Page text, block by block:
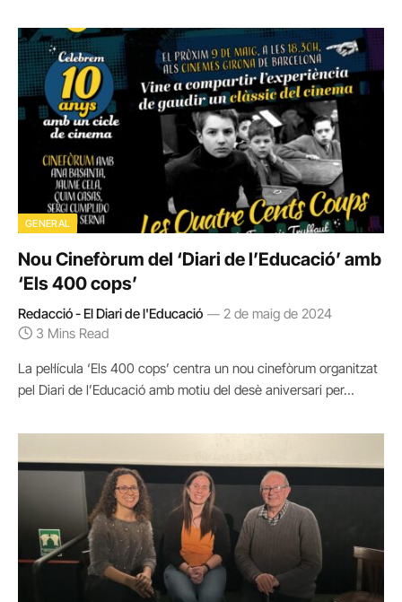
GENERAL
Nou Cinefòrum del ‘Diari de l’Educació’ amb
‘Els 400 cops’
Redacció - El Diari de l'Educació
2 de maig de 2024
3 Mins Read
La pel·lícula ‘Els 400 cops’ centra un nou cinefòrum organitzat
pel Diari de l’Educació amb motiu del desè aniversari per…